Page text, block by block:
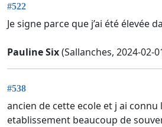
#522
Je signe parce que j’ai été élevée
Pauline Six(Sallanches, 2024-02-
#538
ancien de cette ecole et j ai connu
etablissement beaucoup de